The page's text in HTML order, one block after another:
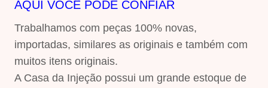
AQUI VOCÊ PODE CONFIAR
Trabalhamos com peças 100% novas,
importadas, similares as originais e também com
muitos itens originais.
A Casa da Injeção possui um grande estoque de